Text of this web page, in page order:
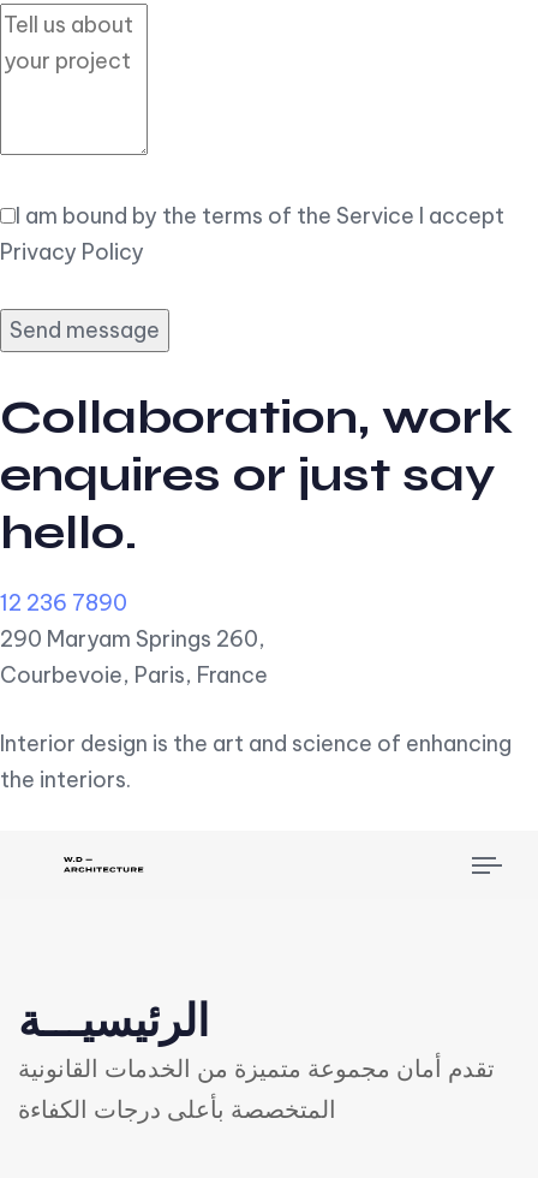
I am bound by the terms of the Service I accept
Privacy Policy
Collaboration, work
enquires or just say
hello.
12 236 7890
290 Maryam Springs 260,
Courbevoie, Paris, France
Interior design is the art and science of enhancing
the interiors.
الرئيسيـــة
تقدم أمان مجموعة متميزة من الخدمات القانونية
المتخصصة بأعلى درجات الكفاءة